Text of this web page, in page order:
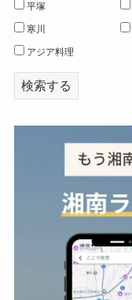
平塚
寒川
アジア料理